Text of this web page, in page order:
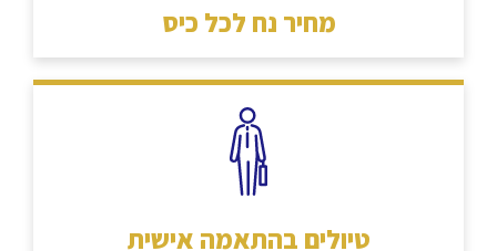
מחיר נח לכל כיס
טיולים בהתאמה אישית